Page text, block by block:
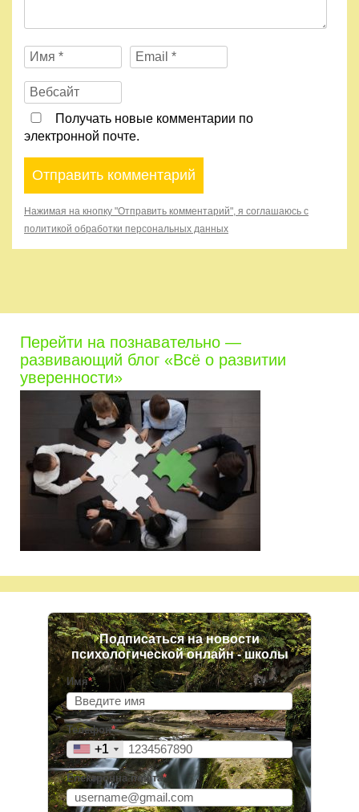
Получать новые комментарии по
электронной почте.
Нажимая на кнопку "Отправить комментарий", я соглашаюсь с
политикой обработки персональных данных
Перейти на познавательно —
развивающий блог «Всё о развитии
уверенности»
Подписаться на новости
психологической онлайн - школы
Имя*
Телефон*
+1
+1
Електронна пошта*